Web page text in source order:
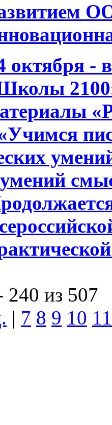
октября -
240 из 507
| 7 8 9 10 11